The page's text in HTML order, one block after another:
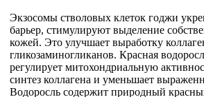
Экзосомы стволовых клеток годжи
барьер, стимулируют выделение
кожей. Это улучшает выработку
гликозаминогликанов. Красная
регулирует митохондриальную
синтез коллагена и уменьшает
Водоросль содержит природный